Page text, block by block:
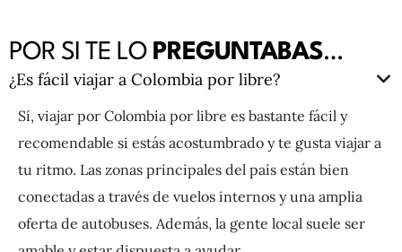
POR SI TE LO PREGUNTABAS…
¿Es fácil viajar a Colombia por libre?
Sí, viajar por Colombia por libre es bastante fácil y
recomendable si estás acostumbrado y te gusta viajar a
tu ritmo. Las zonas principales del país están bien
conectadas a través de vuelos internos y una amplia
oferta de autobuses. Además, la gente local suele ser